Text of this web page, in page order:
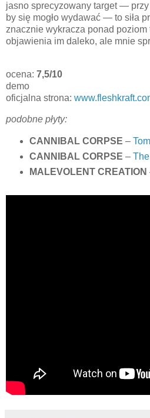
jasno sprecyzowany target —
by się mogło wydawać — to siła
znacznie wykracza ponad
objawienia im daleko, ale mnie
ocena: 7,5/10
demo
oficjalna strona:
podobne płyty:
CANNIBAL CORPSE –
CANNIBAL CORPSE –
MALEVOLENT CREATION